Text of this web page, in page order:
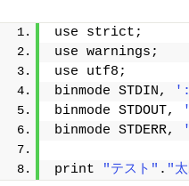
use strict;
use warnings;
use utf8;
binmode STDIN,
binmode STDOUT,
binmode STDERR,
print "テスト" . "